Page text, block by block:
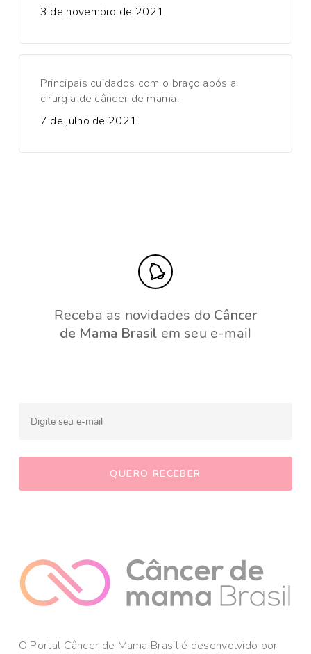
3 de novembro de 2021
Principais cuidados com o braço após a
cirurgia de câncer de mama.
7 de julho de 2021
Receba as novidades do Câncer
de Mama Brasil em seu e-mail
O Portal Câncer de Mama Brasil é desenvolvido por